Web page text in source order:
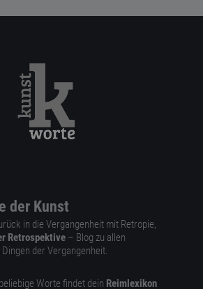
der Kunst
in die Vergangenheit mit Retropie,
Retrospektive – Blog zu allen
der Vergangenheit.
Worte findet dein Reimlexikon